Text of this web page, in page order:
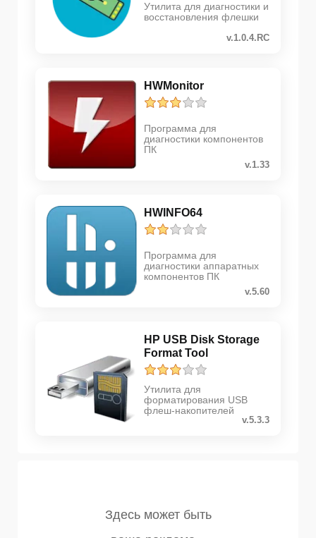
Утилита для диагностики и
восстановления флешки
v.1.0.4.RC
HWMonitor
Программа для
диагностики компонентов
ПК
v.1.33
HWINFO64
Программа для
диагностики аппаратных
компонентов ПК
v.5.60
HP USB Disk Storage
Format Tool
Утилита для
форматирования USB
флеш-накопителей
v.5.3.3